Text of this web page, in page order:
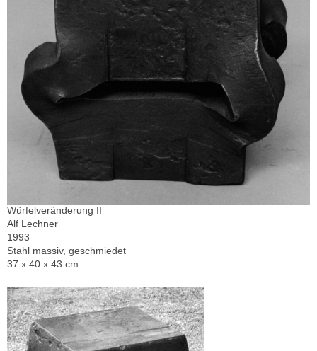
Würfelveränderung II
Alf Lechner
1993
Stahl massiv, geschmiedet
37 x 40 x 43 cm